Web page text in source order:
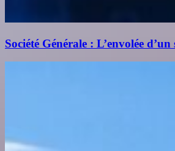
Société Générale : L’envolée